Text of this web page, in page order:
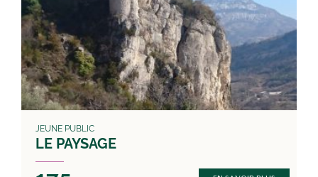
JEUNE PUBLIC
LE PAYSAGE